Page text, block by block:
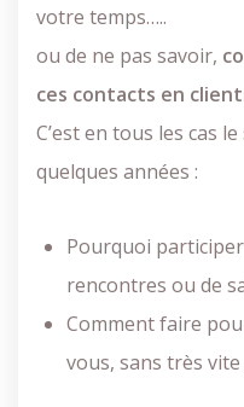
votre temps…..
ou de ne pas savoir,
ces contacts en
C’est en tous les cas
quelques années :
Pourquoi
rencontres ou de
Comment faire
vous, sans très